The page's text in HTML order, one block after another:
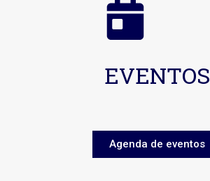
EVENTOS
Agenda de eventos